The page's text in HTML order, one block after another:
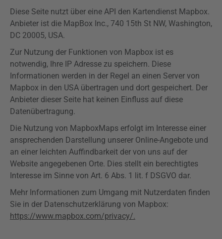
Diese Seite nutzt über eine API den Kartendienst Mapbox.
Anbieter ist die MapBox Inc., 740 15th St NW, Washington,
DC 20005, USA.
Zur Nutzung der Funktionen von Mapbox ist es
notwendig, Ihre IP Adresse zu speichern. Diese
Informationen werden in der Regel an einen Server von
Mapbox in den USA übertragen und dort gespeichert. Der
Anbieter dieser Seite hat keinen Einfluss auf diese
Datenübertragung.
Die Nutzung von MapboxMaps erfolgt im Interesse einer
ansprechenden Darstellung unserer Online-Angebote und
an einer leichten Auffindbarkeit der von uns auf der
Website angegebenen Orte. Dies stellt ein berechtigtes
Interesse im Sinne von Art. 6 Abs. 1 lit. f DSGVO dar.
Mehr Informationen zum Umgang mit Nutzerdaten finden
Sie in der Datenschutzerklärung von Mapbox:
https://www.mapbox.com/privacy/.